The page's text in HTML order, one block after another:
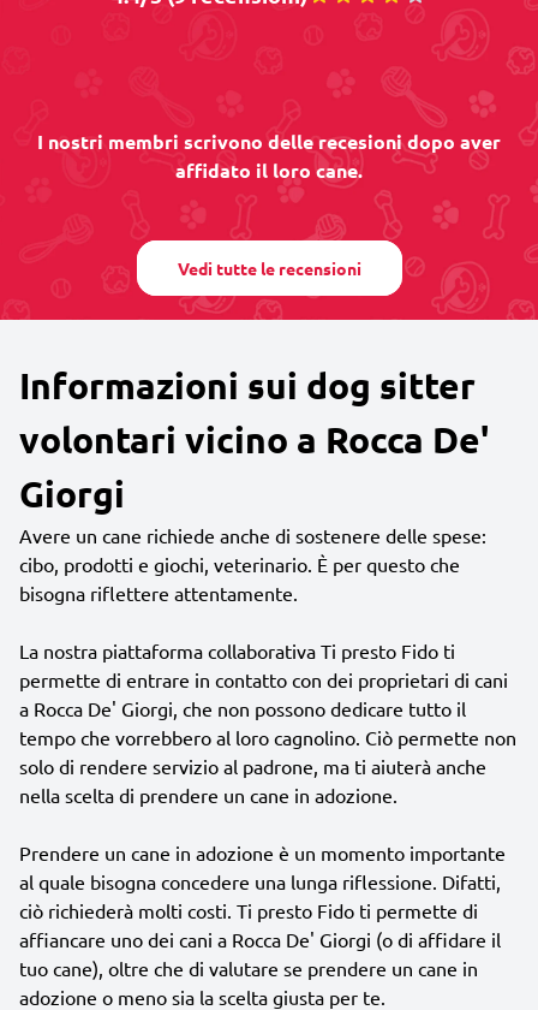
I nostri membri scrivono delle recesioni dopo aver
affidato il loro cane.
Vedi tutte le recensioni
Informazioni sui dog sitter
volontari vicino a Rocca De'
Giorgi
Avere un cane richiede anche di sostenere delle spese:
cibo, prodotti e giochi, veterinario. È per questo che
bisogna riflettere attentamente.
La nostra piattaforma collaborativa Ti presto Fido ti
permette di entrare in contatto con dei proprietari di cani
a Rocca De' Giorgi, che non possono dedicare tutto il
tempo che vorrebbero al loro cagnolino. Ciò permette non
solo di rendere servizio al padrone, ma ti aiuterà anche
nella scelta di prendere un cane in adozione.
Prendere un cane in adozione è un momento importante
al quale bisogna concedere una lunga riflessione. Difatti,
ciò richiederà molti costi. Ti presto Fido ti permette di
affiancare uno dei cani a Rocca De' Giorgi (o di affidare il
tuo cane), oltre che di valutare se prendere un cane in
adozione o meno sia la scelta giusta per te.